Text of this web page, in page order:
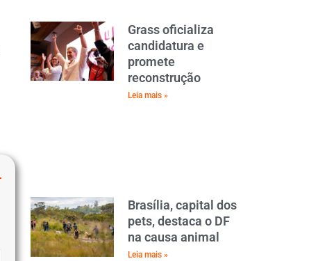
Grass oficializa
candidatura e
promete
reconstrução
Leia mais »
Brasília, capital dos
pets, destaca o DF
na causa animal
Leia mais »